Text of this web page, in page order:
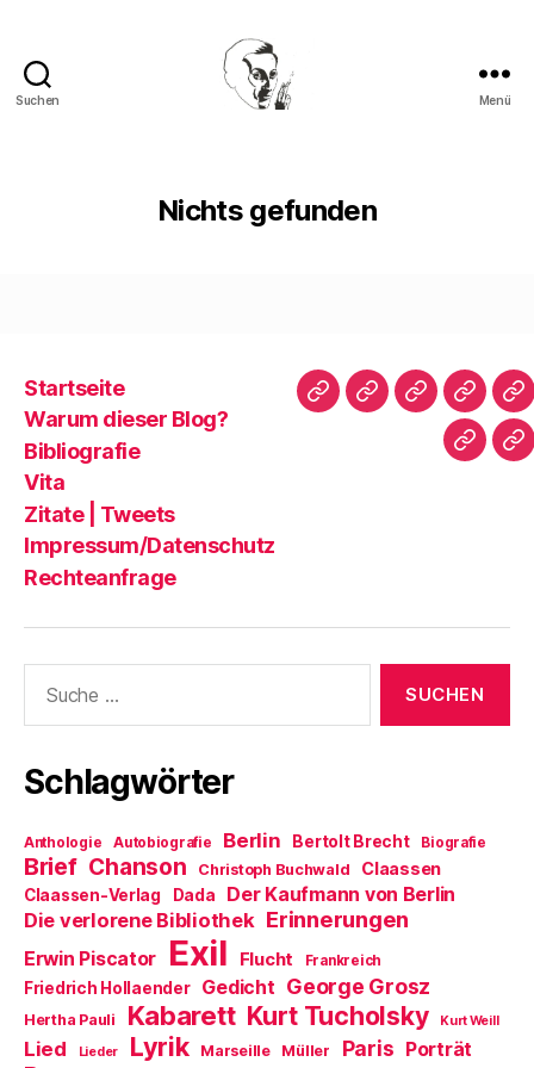
Suchen Menü
Nichts gefunden
Startseite
Warum dieser Blog?
Bibliografie
Vita
Zitate | Tweets
Impressum/Datenschutz
Rechteanfrage
Startseite
WarumBibliografie
Vita
|
nach:
Schlagwörter
Anthologie Autobiografie Berlin Bertolt Brecht Biografie
Brief Chanson Christoph Buchwald Claassen
Claassen-Verlag Dada Der Kaufmann von Berlin
Die verlorene Bibliothek Erinnerungen
Erwin Piscator Exil Flucht Frankreich
Friedrich Hollaender Gedicht George Grosz
Hertha Pauli Kabarett Kurt Tucholsky Kurt Weill
Lied Lieder Lyrik Marseille Müller Paris Porträt